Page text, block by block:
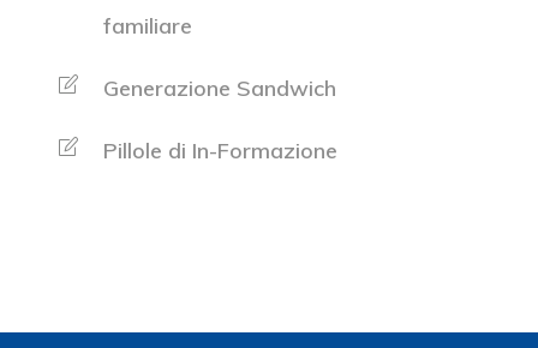
familiare
Generazione Sandwich
Pillole di In-Formazione